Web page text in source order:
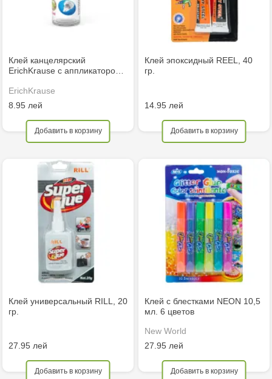
Клей канцелярский
ErichKrause с аппликаторо…
ErichKrause
8.95 лей
Добавить в корзину
Клей эпоксидный REEL, 40
гр.
14.95 лей
Добавить в корзину
Клей универсальный RILL, 20
гр.
27.95 лей
Добавить в корзину
Клей с блестками NEON 10,5
мл. 6 цветов
New World
27.95 лей
Добавить в корзину